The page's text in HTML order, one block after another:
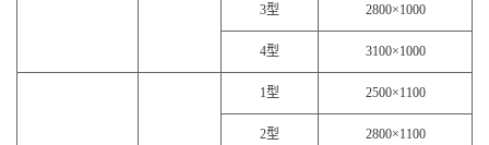
3型 2800×1000
4型 3100×1000
1型 2500×1100
2型 2800×1100